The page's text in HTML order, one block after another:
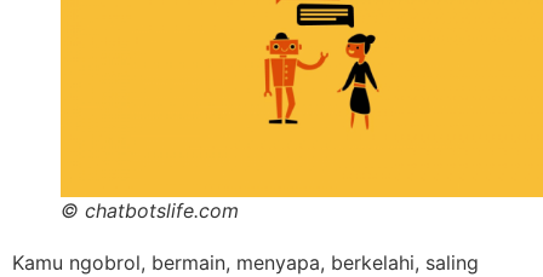
© chatbotslife.com
Kamu ngobrol, bermain, menyapa, berkelahi, saling